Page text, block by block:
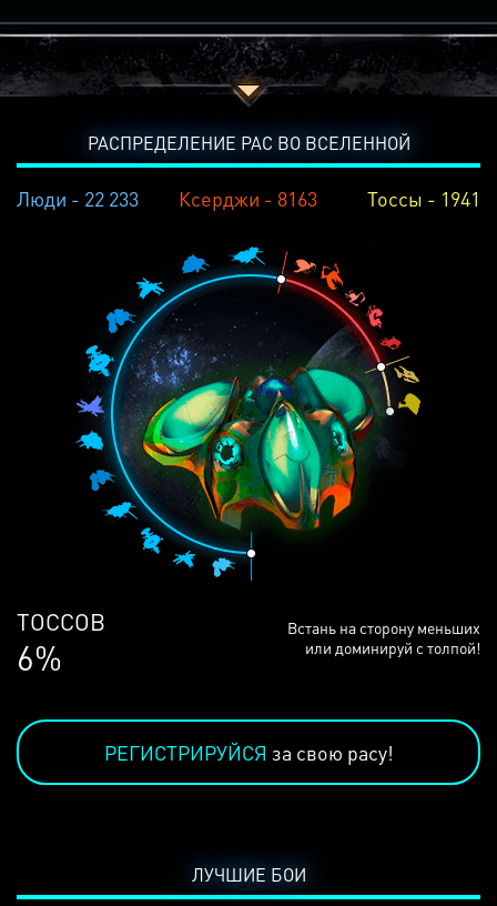
РАСПРЕДЕЛЕНИЕ РАС ВО ВСЕЛЕННОЙ
Люди - 22 233 Ксерджи - 8163 Тоссы - 1941
ЛЮДЕЙ
68%
Встань на сторону меньших
или доминируй с толпой!
РЕГИСТРИРУЙСЯ за свою расу!
ЛУЧШИЕ БОИ